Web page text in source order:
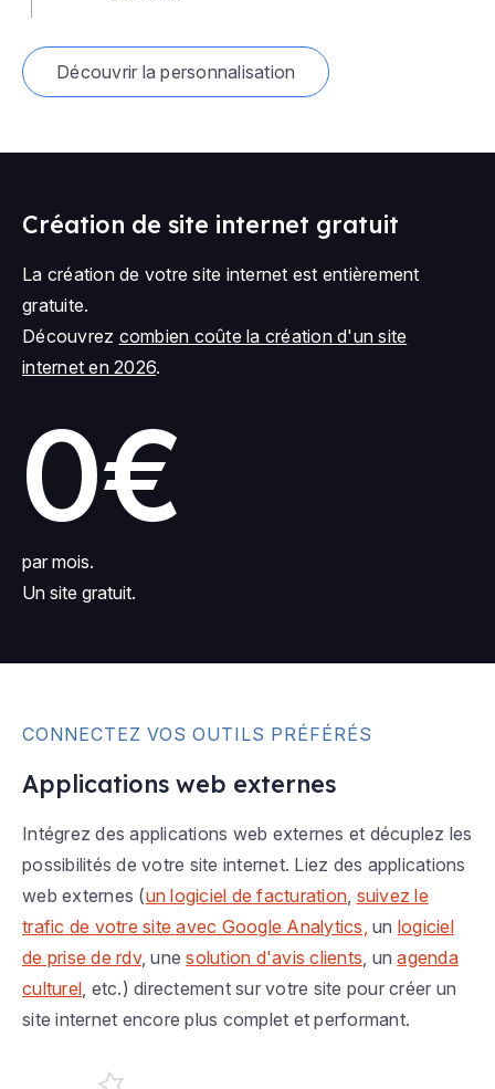
Découvrir la personnalisation
Création de site internet gratuit
La création de votre site internet est entièrement
gratuite.
Découvrez combien coûte la création d'un site
internet en 2026.
0€
par mois.
Un site gratuit.
CONNECTEZ VOS OUTILS PRÉFÉRÉS
Applications web externes
Intégrez des applications web externes et décuplez les
possibilités de votre site internet. Liez des applications
web externes (un logiciel de facturation, suivez le
trafic de votre site avec Google Analytics, un logiciel
de prise de rdv, unesolution d'avis clients, unagenda
culturel, etc.) directement sur votre site pour créer un
site internet encore plus complet et performant.